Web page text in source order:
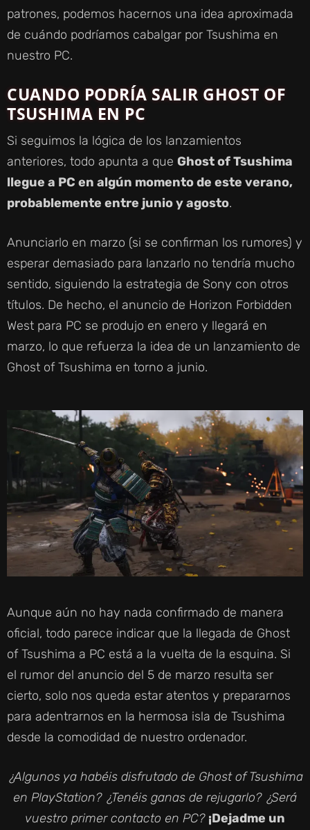
patrones, podemos hacernos una idea aproximada
de cuándo podríamos cabalgar por Tsushima en
nuestro PC.
CUANDO PODRÍA SALIR GHOST OF
TSUSHIMA EN PC
Si seguimos la lógica de los lanzamientos
anteriores, todo apunta a que Ghost of Tsushima
llegue a PC en algún momento de este verano,
probablemente entre junio y agosto.
Anunciarlo en marzo (si se confirman los rumores) y
esperar demasiado para lanzarlo no tendría mucho
sentido, siguiendo la estrategia de Sony con otros
títulos. De hecho, el anuncio de Horizon Forbidden
West para PC se produjo en enero y llegará en
marzo, lo que refuerza la idea de un lanzamiento de
Ghost of Tsushima en torno a junio.
Aunque aún no hay nada confirmado de manera
oficial, todo parece indicar que la llegada de Ghost
of Tsushima a PC está a la vuelta de la esquina. Si
el rumor del anuncio del 5 de marzo resulta ser
cierto, solo nos queda estar atentos y prepararnos
para adentrarnos en la hermosa isla de Tsushima
desde la comodidad de nuestro ordenador.
¿Algunos ya habéis disfrutado de Ghost of Tsushima
en PlayStation? ¿Tenéis ganas de rejugarlo? ¿Será
vuestro primer contacto en PC? ¡Dejadme un